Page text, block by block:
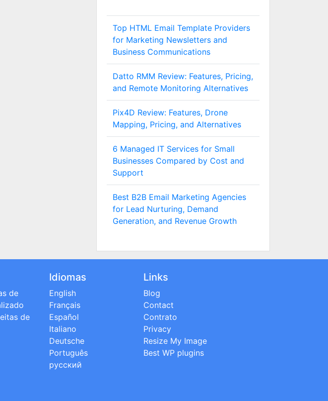
Top HTML Email Template Providers
for Marketing Newsletters and
Business Communications
Datto RMM Review: Features, Pricing,
and Remote Monitoring Alternatives
Pix4D Review: Features, Drone
Mapping, Pricing, and Alternatives
6 Managed IT Services for Small
Businesses Compared by Cost and
Support
Best B2B Email Marketing Agencies
for Lead Nurturing, Demand
Generation, and Revenue Growth
de
de
Idiomas
English
Français
Español
Italiano
Deutsche
Português
русский
Links
Blog
Contact
Contrato
Privacy
Resize My Image
Best WP plugins